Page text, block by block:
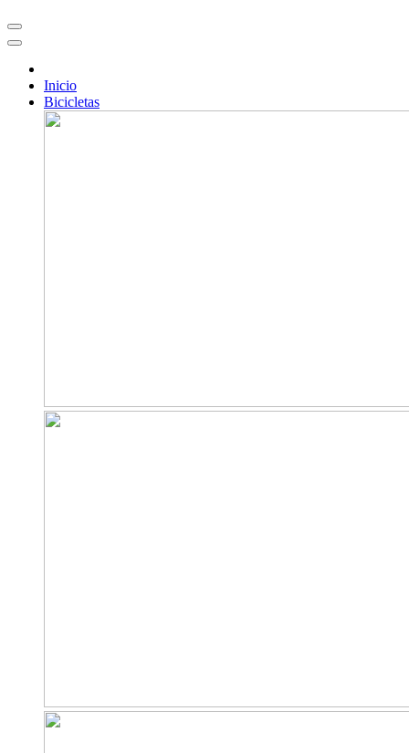
Inicio
Bicicletas